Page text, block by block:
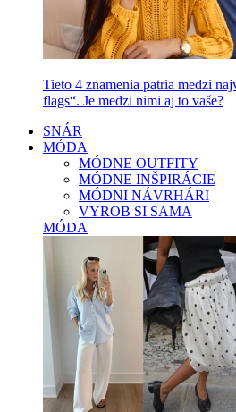
Tieto 4 znamenia patria medzi
flags“. Je medzi nimi aj to vaše?
SNÁR
MÓDA
MÓDNE OUTFITY
MÓDNE INŠPIRÁCIE
MÓDNI NÁVRHÁRI
VYROB SI SAMA
MÓDA